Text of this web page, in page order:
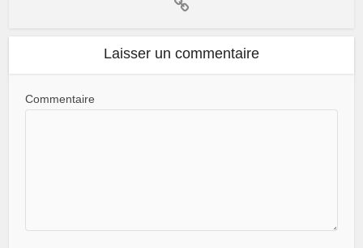
Laisser un commentaire
Commentaire